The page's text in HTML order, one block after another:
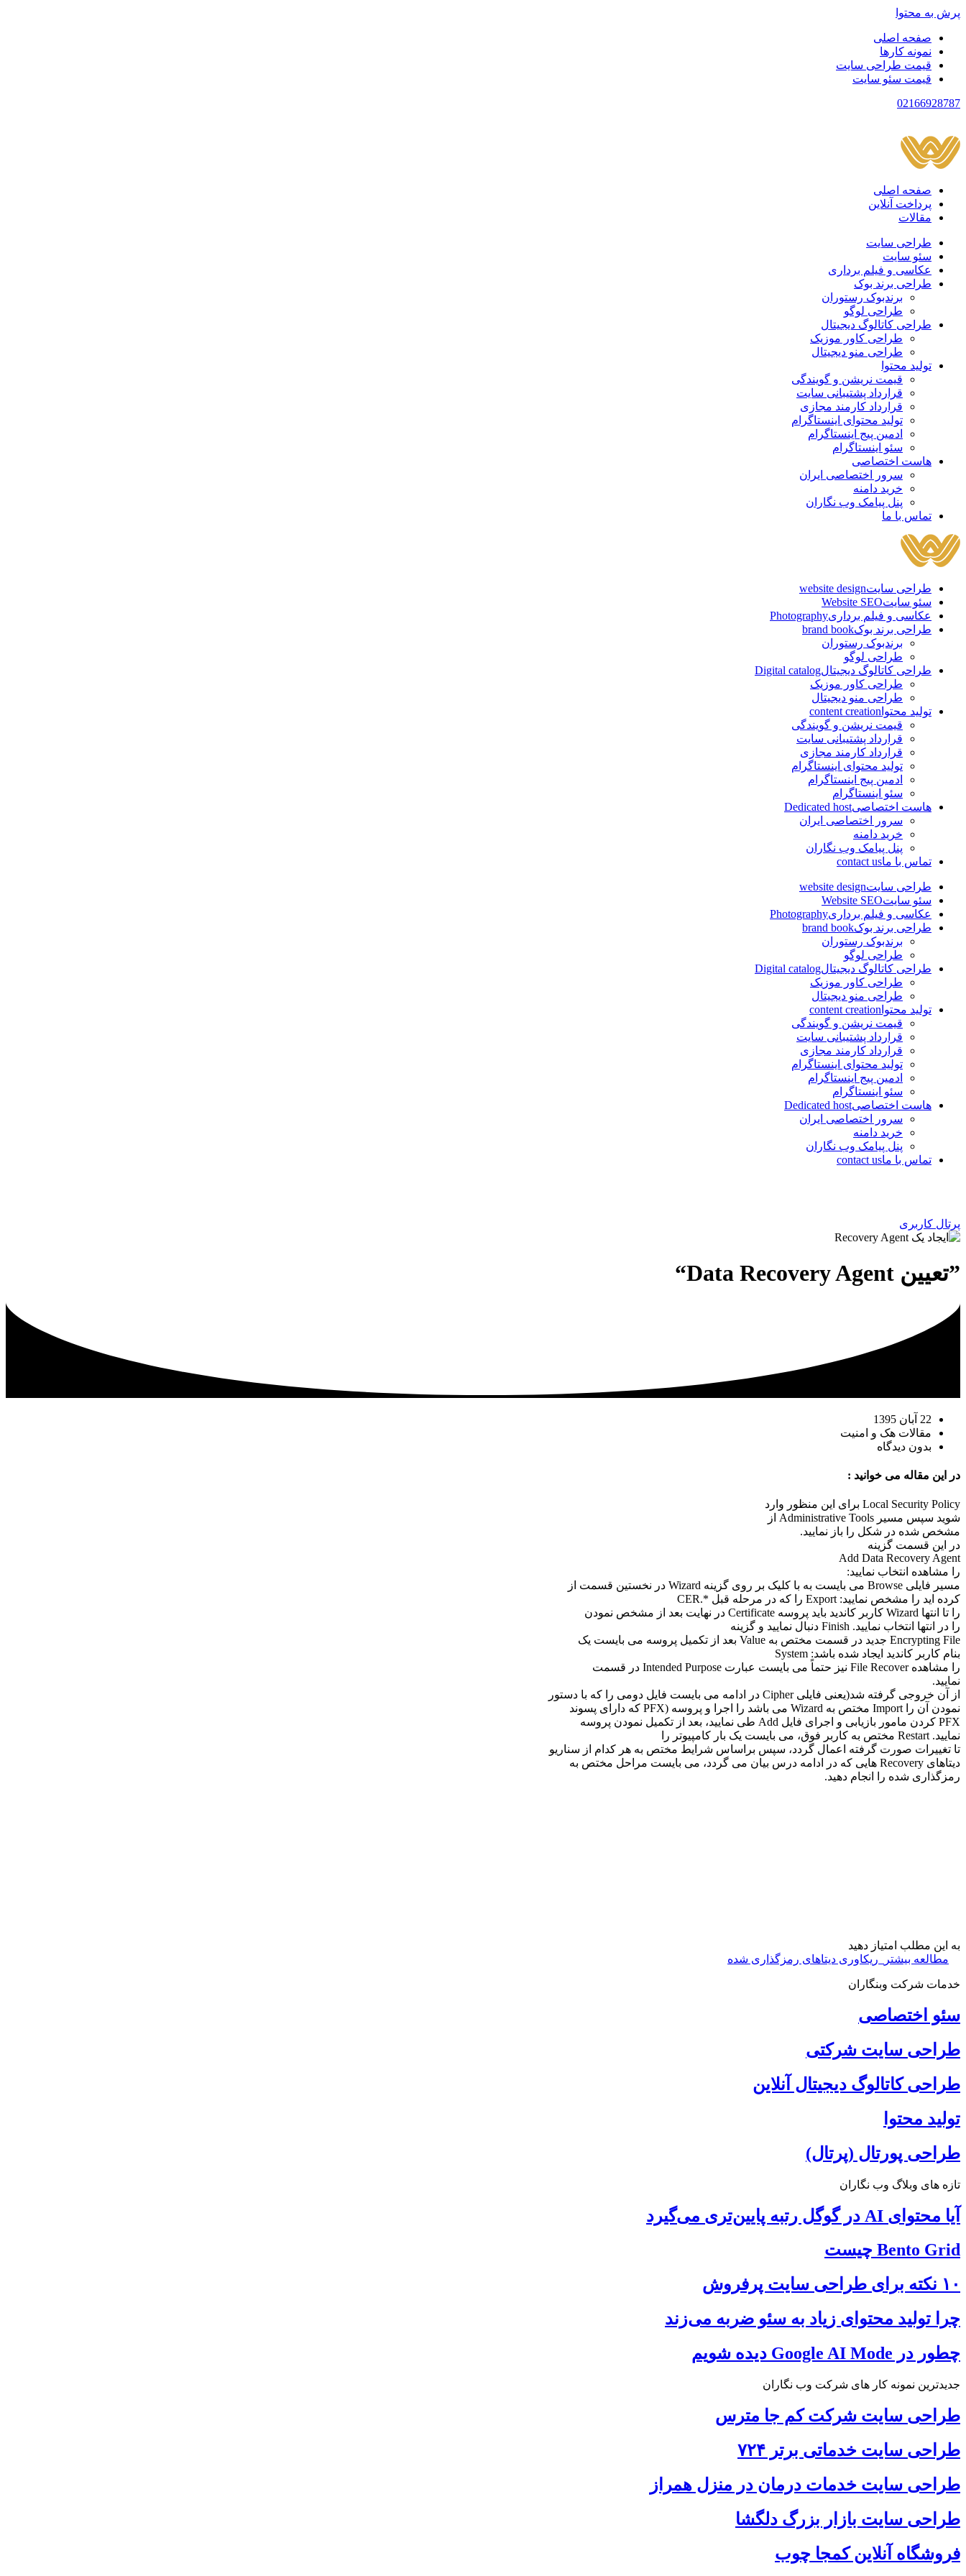
پرش به محتوا
صفحه اصلی
نمونه کارها
قیمت طراحی سایت
قیمت سئو سایت
02166928787
صفحه اصلی
پرداخت آنلاین
مقالات
طراحی سایت
سئو سایت
عکاسی و فیلم برداری
طراحی برند بوک
برندبوک رستوران
طراحی لوگو
طراحی کاتالوگ دیجیتال
طراحی کاور موزیک
طراحی منو دیجیتال
تولید محتوا
قیمت نریشن و گویندگی
قرارداد پشتیبانی سایت
قرارداد کارمند مجازی
تولید محتوای اینستاگرام
ادمین پیج اینستاگرام
سئو اینستاگرام
هاست اختصاصی
سرور اختصاصی ایران
خرید دامنه
پنل پیامک وب نگاران
تماس با ما
طراحی سایتwebsite design
سئو سایتWebsite SEO
عکاسی و فیلم برداریPhotography
طراحی برند بوکbrand book
برندبوک رستوران
طراحی لوگو
طراحی کاتالوگ دیجیتالDigital catalog
طراحی کاور موزیک
طراحی منو دیجیتال
تولید محتوا content creation
قیمت نریشن و گویندگی
قرارداد پشتیبانی سایت
قرارداد کارمند مجازی
تولید محتوای اینستاگرام
ادمین پیج اینستاگرام
سئو اینستاگرام
هاست اختصاصیDedicated host
سرور اختصاصی ایران
خرید دامنه
پنل پیامک وب نگاران
تماس با ماcontact us
طراحی سایتwebsite design
سئو سایتWebsite SEO
عکاسی و فیلم برداریPhotography
طراحی برند بوکbrand book
برندبوک رستوران
طراحی لوگو
طراحی کاتالوگ دیجیتالDigital catalog
طراحی کاور موزیک
طراحی منو دیجیتال
تولید محتوا content creation
قیمت نریشن و گویندگی
قرارداد پشتیبانی سایت
قرارداد کارمند مجازی
تولید محتوای اینستاگرام
ادمین پیج اینستاگرام
سئو اینستاگرام
هاست اختصاصیDedicated host
سرور اختصاصی ایران
خرید دامنه
پنل پیامک وب نگاران
تماس با ماcontact us
پرتال کاربری
”تعیین Data Recovery Agent“
22 آبان 1395
مقالات هک و امنیت
بدون دیدگاه
در این مقاله می خوانید :
Local Security Policy برای این منظور وارد
شوید سپس مسیر Administrative Tools از
مشخص شده در شکل را باز نمایید.
در این قسمت گزینه
Add Data Recovery Agent
را مشاهده انتخاب نمایید:
مسیر فایلی Browse می بایست به با کلیک بر روی گزینه Wizard در نخستین قسمت از
کرده اید را مشخص نمایید: Export را که در مرحله قبل *.CER
را تا انتها Wizard کاربر کاندید باید پروسه Certificate در نهایت بعد از مشخص نمودن
را در انتها انتخاب نمایید. Finish دنبال نمایید و گزینه
Encrypting File جدید در قسمت مختص به Value بعد از تکمیل پروسه می بایست یک
بنام کاربر کاندید ایجاد شده باشد: System
را مشاهده File Recover نیز حتماً می بایست عبارت Intended Purpose در قسمت
نمایید.
از آن خروجی گرفته شد(یعنی فایلی Cipher در ادامه می بایست فایل دومی را که با دستور
نمودن آن را Import مختص به Wizard می باشد را اجرا و پروسه (PFX که دارای پسوند
PFX کردن مامور بازیابی و اجرای فایل Add طی نمایید، بعد از تکمیل نمودن پروسه
نمایید. Restart مختص به کاربر فوق، می بایست یک بار کامپیوتر را
تا تغییرات صورت گرفته اعمال گردد، سپس براساس شرایط مختص به هر کدام از سناریو
دیتاهای Recovery هایی که در ادامه درس بیان می گردد، می بایست مراحل مختص به
رمزگذاری شده را انجام دهید.
به این مطلب امتیاز دهید
مطالعه بیشتر
ریکاوری دیتاهای رمزگذاری شده
خدمات شرکت وبنگاران
سئو اختصاصی
طراحی سایت شرکتی
طراحی کاتالوگ دیجیتال آنلاین
تولید محتوا
طراحی پورتال (پرتال)
تازه های وبلاگ وب نگاران
آیا محتوای AI در گوگل رتبه پایین‌تری می‌گیرد
Bento Grid چیست
۱۰ نکته برای طراحی سایت پرفروش
چرا تولید محتوای زیاد به سئو ضربه می‌زند
چطور در Google AI Mode دیده شویم
جدیدترین نمونه کار های شرکت وب نگاران
طراحی سایت شرکت کم جا مترس
طراحی سایت خدماتی برتر ۷۲۴
طراحی سایت خدمات درمان در منزل همراز
طراحی سایت بازار بزرگ دلگشا
فروشگاه آنلاین کمجا چوب